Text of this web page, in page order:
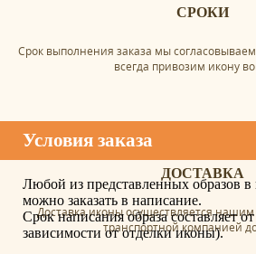
СРОКИ
Срок выполнения заказа мы
всегда привозим икону
ДОСТАВКА
Доставка иконы осуществляется
транспортной компанией
Условия заказа
Любой из представленных образов в
можно заказать в написание.
Срок написания образа составляет
зависимости от отделки иконы).